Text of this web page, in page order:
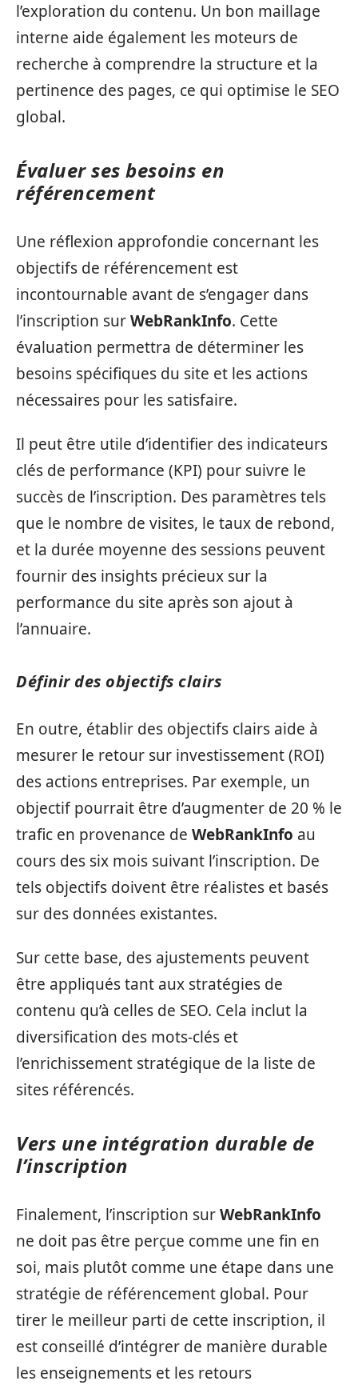
l’exploration du contenu. Un bon maillage
interne aide également les moteurs de
recherche à comprendre la structure et la
pertinence des pages, ce qui optimise le SEO
global.
Évaluer ses besoins en
référencement
Une réflexion approfondie concernant les
objectifs de référencement est
incontournable avant de s’engager dans
l’inscription surWebRankInfo. Cette
évaluation permettra de déterminer les
besoins spécifiques du site et les actions
nécessaires pour les satisfaire.
Il peut être utile d’identifier des indicateurs
clés de performance (KPI) pour suivre le
succès de l’inscription. Des paramètres tels
que le nombre de visites, le taux de rebond,
et la durée moyenne des sessions peuvent
fournir des insights précieux sur la
performance du site après son ajout à
l’annuaire.
Définir des objectifs clairs
En outre, établir des objectifs clairs aide à
mesurer le retour sur investissement (ROI)
des actions entreprises. Par exemple, un
objectif pourrait être d’augmenter de 20 % le
trafic en provenance de WebRankInfo au
cours des six mois suivant l’inscription. De
tels objectifs doivent être réalistes et basés
sur des données existantes.
Sur cette base, des ajustements peuvent
être appliqués tant aux stratégies de
contenu qu’à celles de SEO. Cela inclut la
diversification des mots-clés et
l’enrichissement stratégique de la liste de
sites référencés.
Vers une intégration durable de
l’inscription
Finalement, l’inscription surWebRankInfo
ne doit pas être perçue comme une fin en
soi, mais plutôt comme une étape dans une
stratégie de référencement global. Pour
tirer le meilleur parti de cette inscription, il
est conseillé d’intégrer de manière durable
les enseignements et les retours